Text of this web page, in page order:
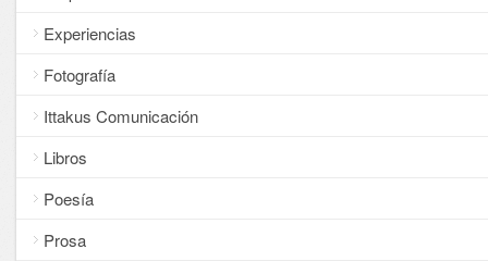
Experiencias
Fotografía
Ittakus Comunicación
Libros
Poesía
Prosa